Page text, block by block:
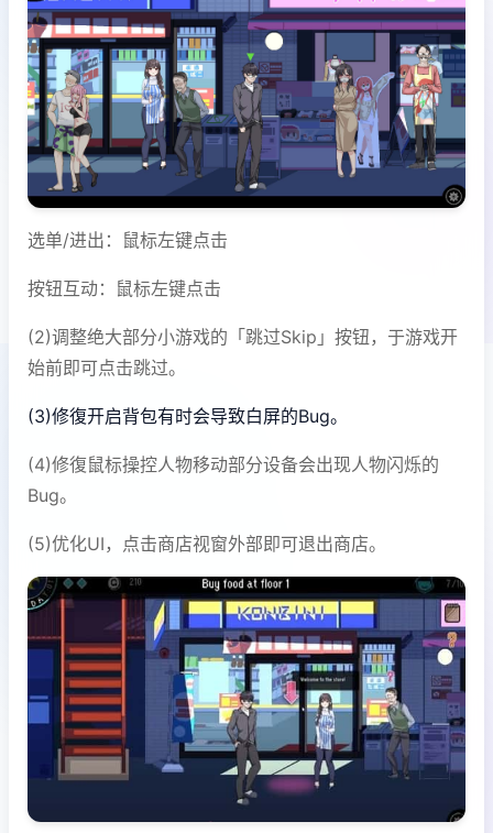
选单/进出：鼠标左键点击
按钮互动：鼠标左键点击
(2)调整绝大部分小游戏的「跳过Skip」按钮，于游戏开
始前即可点击跳过。
(3)修復开启背包有时会导致白屏的Bug。
(4)修復鼠标操控人物移动部分设备会出现人物闪烁的
Bug。
(5)优化UI，点击商店视窗外部即可退出商店。